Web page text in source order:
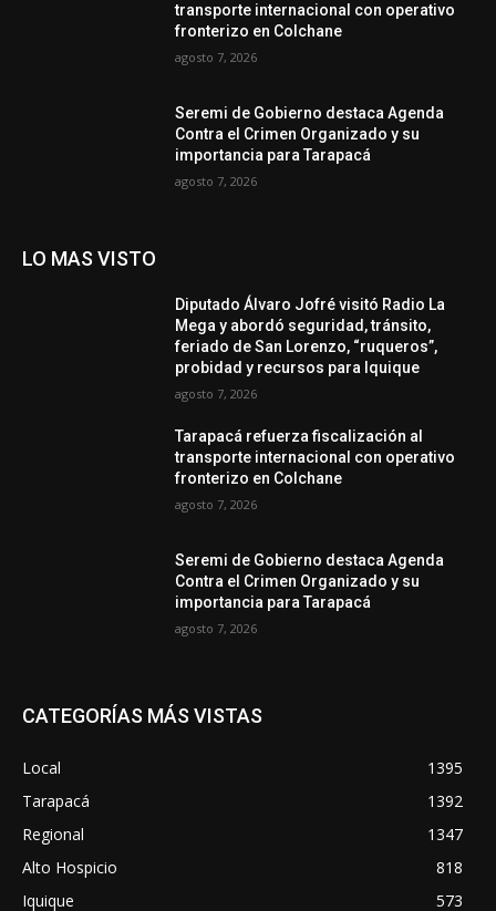
transporte internacional con operativo
fronterizo en Colchane
agosto 7, 2026
Seremi de Gobierno destaca Agenda
Contra el Crimen Organizado y su
importancia para Tarapacá
agosto 7, 2026
LO MAS VISTO
Diputado Álvaro Jofré visitó Radio La
Mega y abordó seguridad, tránsito,
feriado de San Lorenzo, “ruqueros”,
probidad y recursos para Iquique
agosto 7, 2026
Tarapacá refuerza fiscalización al
transporte internacional con operativo
fronterizo en Colchane
agosto 7, 2026
Seremi de Gobierno destaca Agenda
Contra el Crimen Organizado y su
importancia para Tarapacá
agosto 7, 2026
CATEGORÍAS MÁS VISTAS
Local
1395
Tarapacá
1392
Regional
1347
Alto Hospicio
818
Iquique
573